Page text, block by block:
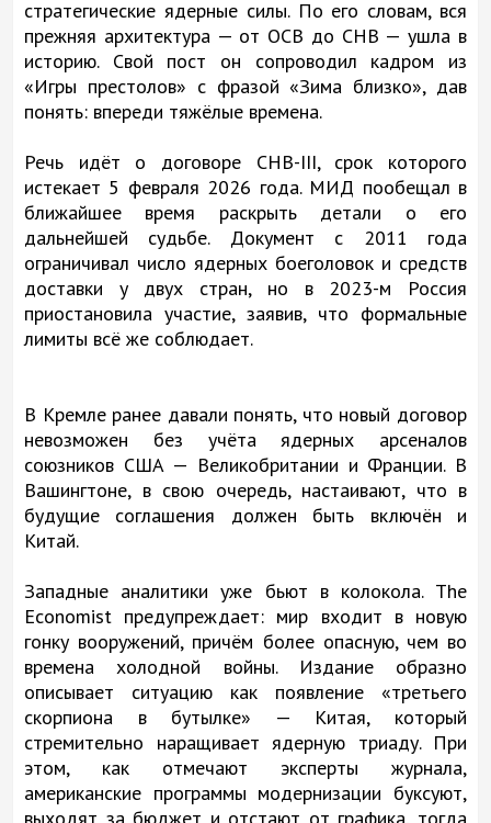
стратегические ядерные силы. По его словам, вся
прежняя архитектура — от ОСВ до СНВ — ушла в
историю. Свой пост он сопроводил кадром из
«Игры престолов» с фразой «Зима близко», дав
понять: впереди тяжёлые времена.
Речь идёт о договоре СНВ-III, срок которого
истекает 5 февраля 2026 года. МИД пообещал в
ближайшее время раскрыть детали о его
дальнейшей судьбе. Документ с 2011 года
ограничивал число ядерных боеголовок и средств
доставки у двух стран, но в 2023-м Россия
приостановила участие, заявив, что формальные
лимиты всё же соблюдает.
В Кремле ранее давали понять, что новый договор
невозможен без учёта ядерных арсеналов
союзников США — Великобритании и Франции. В
Вашингтоне, в свою очередь, настаивают, что в
будущие соглашения должен быть включён и
Китай.
Западные аналитики уже бьют в колокола. The
Economist предупреждает: мир входит в новую
гонку вооружений, причём более опасную, чем во
времена холодной войны. Издание образно
описывает ситуацию как появление «третьего
скорпиона в бутылке» — Китая, который
стремительно наращивает ядерную триаду. При
этом, как отмечают эксперты журнала,
американские программы модернизации буксуют,